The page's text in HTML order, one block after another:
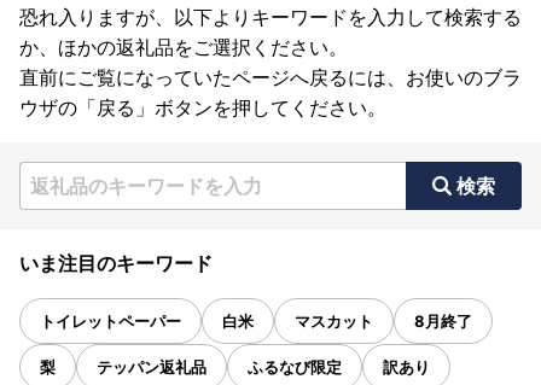
恐れ入りますが、以下よりキーワードを入力して検索する
か、ほかの返礼品をご選択ください。
直前にご覧になっていたページへ戻るには、お使いのブラ
ウザの「戻る」ボタンを押してください。
検索
いま注目のキーワード
トイレットペーパー 白米 マスカット 8月終了
梨 テッパン返礼品 ふるなび限定 訳あり